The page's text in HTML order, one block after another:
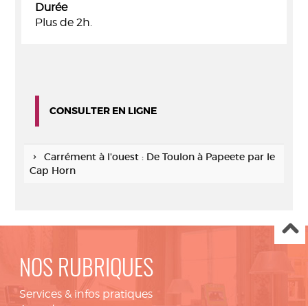
Durée
Plus de 2h.
CONSULTER EN LIGNE
Carrément à l'ouest : De Toulon à Papeete par le
Cap Horn
NOS RUBRIQUES
Services & infos pratiques